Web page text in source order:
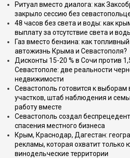
Ритуал вместо диалога: как
закрыло сессию без
48 часов без света и воды: как
выплату за отсутствие света и
Газ вместо бензина: как
автожизнь Крыма и Севастополя?
Дисконты 15-20 % в Сочи против
Севастополе: две реальности
недвижимости
Севастополь готовится к выборам
участков, штаб наблюдения и
работу вместе
Севастополь создал
спасения местного бизнеса
Крым, Краснодар, Дагестан:
рекламы, которая охватит только
винодельческие территории